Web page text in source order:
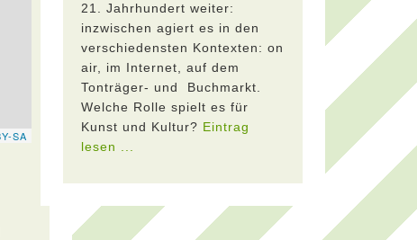
21. Jahrhundert weiter:
inzwischen agiert es in den
verschiedensten Kontexten: on
air, im Internet, auf dem
Tonträger- und Buchmarkt.
Welche Rolle spielt es für
Kunst und Kultur? Eintrag
lesen ...